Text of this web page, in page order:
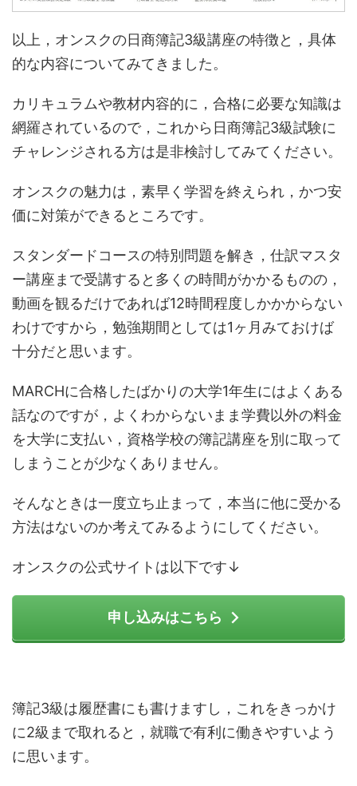
以上，オンスクの日商簿記3級講座の特徴と，具体
的な内容についてみてきました。
カリキュラムや教材内容的に，合格に必要な知識は
網羅されているので，これから日商簿記3級試験に
チャレンジされる方は是非検討してみてください。
オンスクの魅力は，素早く学習を終えられ，かつ安
価に対策ができるところです。
スタンダードコースの特別問題を解き，仕訳マスタ
ー講座まで受講すると多くの時間がかかるものの，
動画を観るだけであれば12時間程度しかかからない
わけですから，勉強期間としては1ヶ月みておけば
十分だと思います。
MARCHに合格したばかりの大学1年生にはよくある
話なのですが，よくわからないまま学費以外の料金
を大学に支払い，資格学校の簿記講座を別に取って
しまうことが少なくありません。
そんなときは一度立ち止まって，本当に他に受かる
方法はないのか考えてみるようにしてください。
オンスクの公式サイトは以下です↓
申し込みはこちら
簿記3級は履歴書にも書けますし，これをきっかけ
に2級まで取れると，就職で有利に働きやすいよう
に思います。